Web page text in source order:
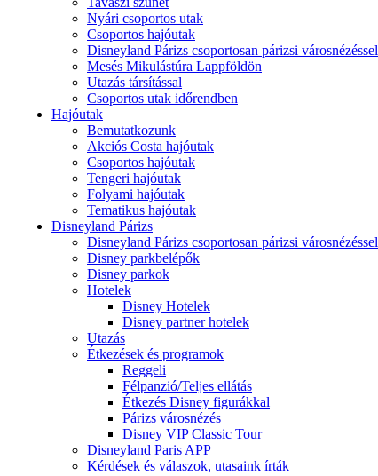
Nyári csoportos utak
Csoportos hajóutak
Disneyland Párizs csoportosan párizsi városnézéssel
Mesés Mikulástúra Lappföldön
Utazás társítással
Csoportos utak időrendben
Hajóutak
Bemutatkozunk
Akciós Costa hajóutak
Csoportos hajóutak
Tengeri hajóutak
Folyami hajóutak
Tematikus hajóutak
Disneyland Párizs
Disneyland Párizs csoportosan párizsi városnézéssel
Disney parkbelépők
Disney parkok
Hotelek
Disney Hotelek
Disney partner hotelek
Utazás
Étkezések és programok
Reggeli
Félpanzió/Teljes ellátás
Étkezés Disney figurákkal
Párizs városnézés
Disney VIP Classic Tour
Disneyland Paris APP
Kérdések és válaszok, utasaink írták